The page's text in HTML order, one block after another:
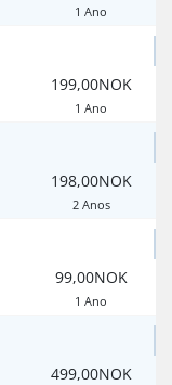
1 Ano
199,00NOK
1 Ano
198,00NOK
2 Anos
99,00NOK
1 Ano
499,00NOK